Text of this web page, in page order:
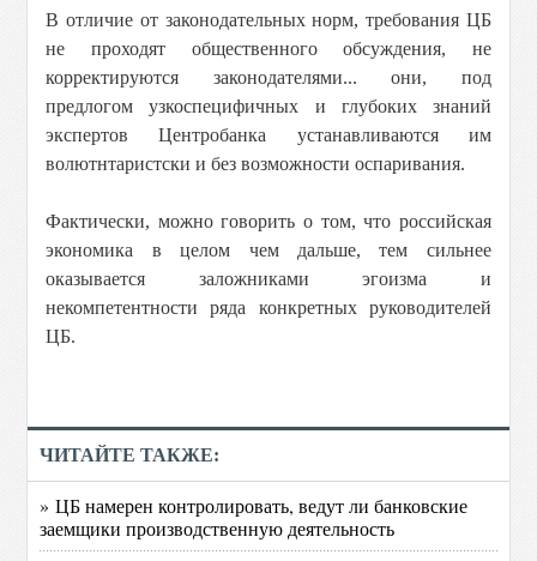
В отличие от законодательных норм, требования ЦБ
не проходят общественного обсуждения, не
корректируются законодателями... они, под
предлогом узкоспецифичных и глубоких знаний
экспертов Центробанка устанавливаются им
волютнтаристски и без возможности оспаривания.
Фактически, можно говорить о том, что российская
экономика в целом чем дальше, тем сильнее
оказывается заложниками эгоизма и
некомпетентности ряда конкретных руководителей
ЦБ.
ЧИТАЙТЕ ТАКЖЕ:
» ЦБ намерен контролировать, ведут ли банковские
заемщики производственную деятельность